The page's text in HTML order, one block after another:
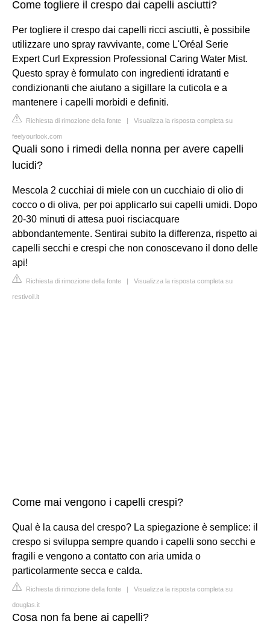
Come togliere il crespo dai capelli asciutti?
Per togliere il crespo dai capelli ricci asciutti, è possibile
utilizzare uno spray ravvivante, come L'Oréal Serie
Expert Curl Expression Professional Caring Water Mist.
Questo spray è formulato con ingredienti idratanti e
condizionanti che aiutano a sigillare la cuticola e a
mantenere i capelli morbidi e definiti.
Richiesta di rimozione della fonte | Visualizza la risposta completa su
feelyourlook.com
Quali sono i rimedi della nonna per avere capelli
lucidi?
Mescola 2 cucchiai di miele con un cucchiaio di olio di
cocco o di oliva, per poi applicarlo sui capelli umidi. Dopo
20-30 minuti di attesa puoi risciacquare
abbondantemente. Sentirai subito la differenza, rispetto ai
capelli secchi e crespi che non conoscevano il dono delle
api!
Richiesta di rimozione della fonte | Visualizza la risposta completa su
restivoil.it
Come mai vengono i capelli crespi?
Qual è la causa del crespo? La spiegazione è semplice: il
crespo si sviluppa sempre quando i capelli sono secchi e
fragili e vengono a contatto con aria umida o
particolarmente secca e calda.
Richiesta di rimozione della fonte | Visualizza la risposta completa su
douglas.it
Cosa non fa bene ai capelli?